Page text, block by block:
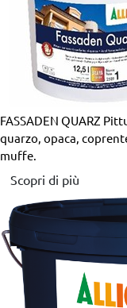
FASSADEN QUARZ
quarzo, opaca,
muffe.
Scopri di più